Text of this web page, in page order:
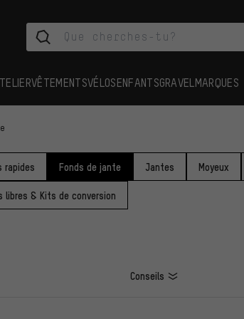
VÊTEMENTSVÉLOSENFANTSGRAVEL MARQUES
rapides Fonds de jante Jantes Moyeux
libres & Kits de conversion
Conseils